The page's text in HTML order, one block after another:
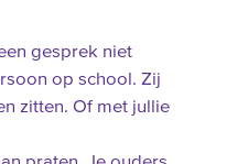
gesprek niet
op school. Zij
zitten. Of met jullie